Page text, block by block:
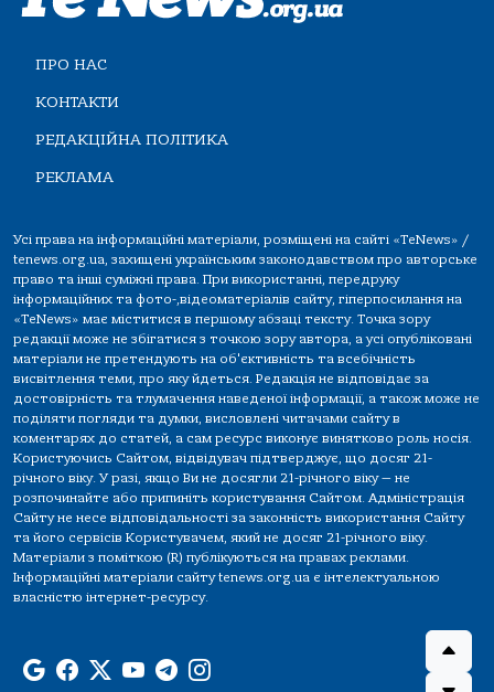
ПРО НАС
КОНТАКТИ
РЕДАКЦІЙНА ПОЛІТИКА
РЕКЛАМА
Усі права на інформаційні матеріали, розміщені на сайті «TeNews» /
tenews.org.ua, захищені українським законодавством про авторське
право та інші суміжні права. При використанні, передруку
інформаційних та фото-,відеоматеріалів сайту, гіперпосилання на
«TeNews» має міститися в першому абзаці тексту. Точка зору
редакції може не збігатися з точкою зору автора, а усі опубліковані
матеріали не претендують на об'єктивність та всебічність
висвітлення теми, про яку йдеться. Редакція не відповідає за
достовірність та тлумачення наведеної інформації, а також може не
поділяти погляди та думки, висловлені читачами сайту в
коментарях до статей, а сам ресурс виконує винятково роль носія.
Користуючись Сайтом, відвідувач підтверджує, що досяг 21-
річного віку. У разі, якщо Ви не досягли 21-річного віку — не
розпочинайте або припиніть користування Сайтом. Адміністрація
Сайту не несе відповідальності за законність використання Сайту
та його сервісів Користувачем, який не досяг 21-річного віку.
Матеріали з поміткою (R) публікуються на правах реклами.
Інформаційні матеріали сайту tenews.org.ua є інтелектуальною
власністю інтернет-ресурсу.